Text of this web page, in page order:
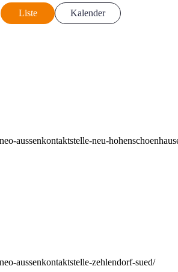
Liste Kalender
aussenkontaktstelle-neu-
aussenkontaktstelle-zehlendorf-sued/